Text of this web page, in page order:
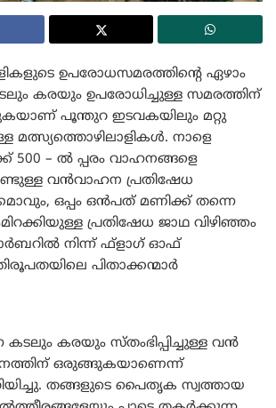
ഉപരോധസമരത്തിന്റെ ഏഴാം
കരയും ഉപരോധിച്ചുള്ള സമരത്തിന്
പൂന്തുറ ഇടവകയിലും മറ്റു
മത്സ്യത്തൊഴിലാളികൾ. നാളെ
500 – ൽ പ്പരം വാഹനങ്ങളെ
വൻവാഹന പ്രതിഷേധ
ഒപ്പം ഒൻപത് മണിക്ക് തന്നെ
പ്രതിഷേധ ജാഥ വിഴിഞ്ഞം
നിന്ന് ഫ്ളാഗ് ഓഫ്
പിതാക്കന്മാർ
കരയും സ്തംഭിപ്പിച്ചുള്ള വൻ
ഒരുങ്ങുകയാണെന്ന്
തങ്ങളുടെ പൈതൃക സ്വത്തായ